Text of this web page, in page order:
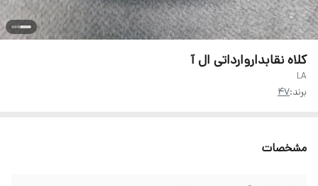
کلاه نقابداروارداتی ال آ
LA
برند:47
مشخصات